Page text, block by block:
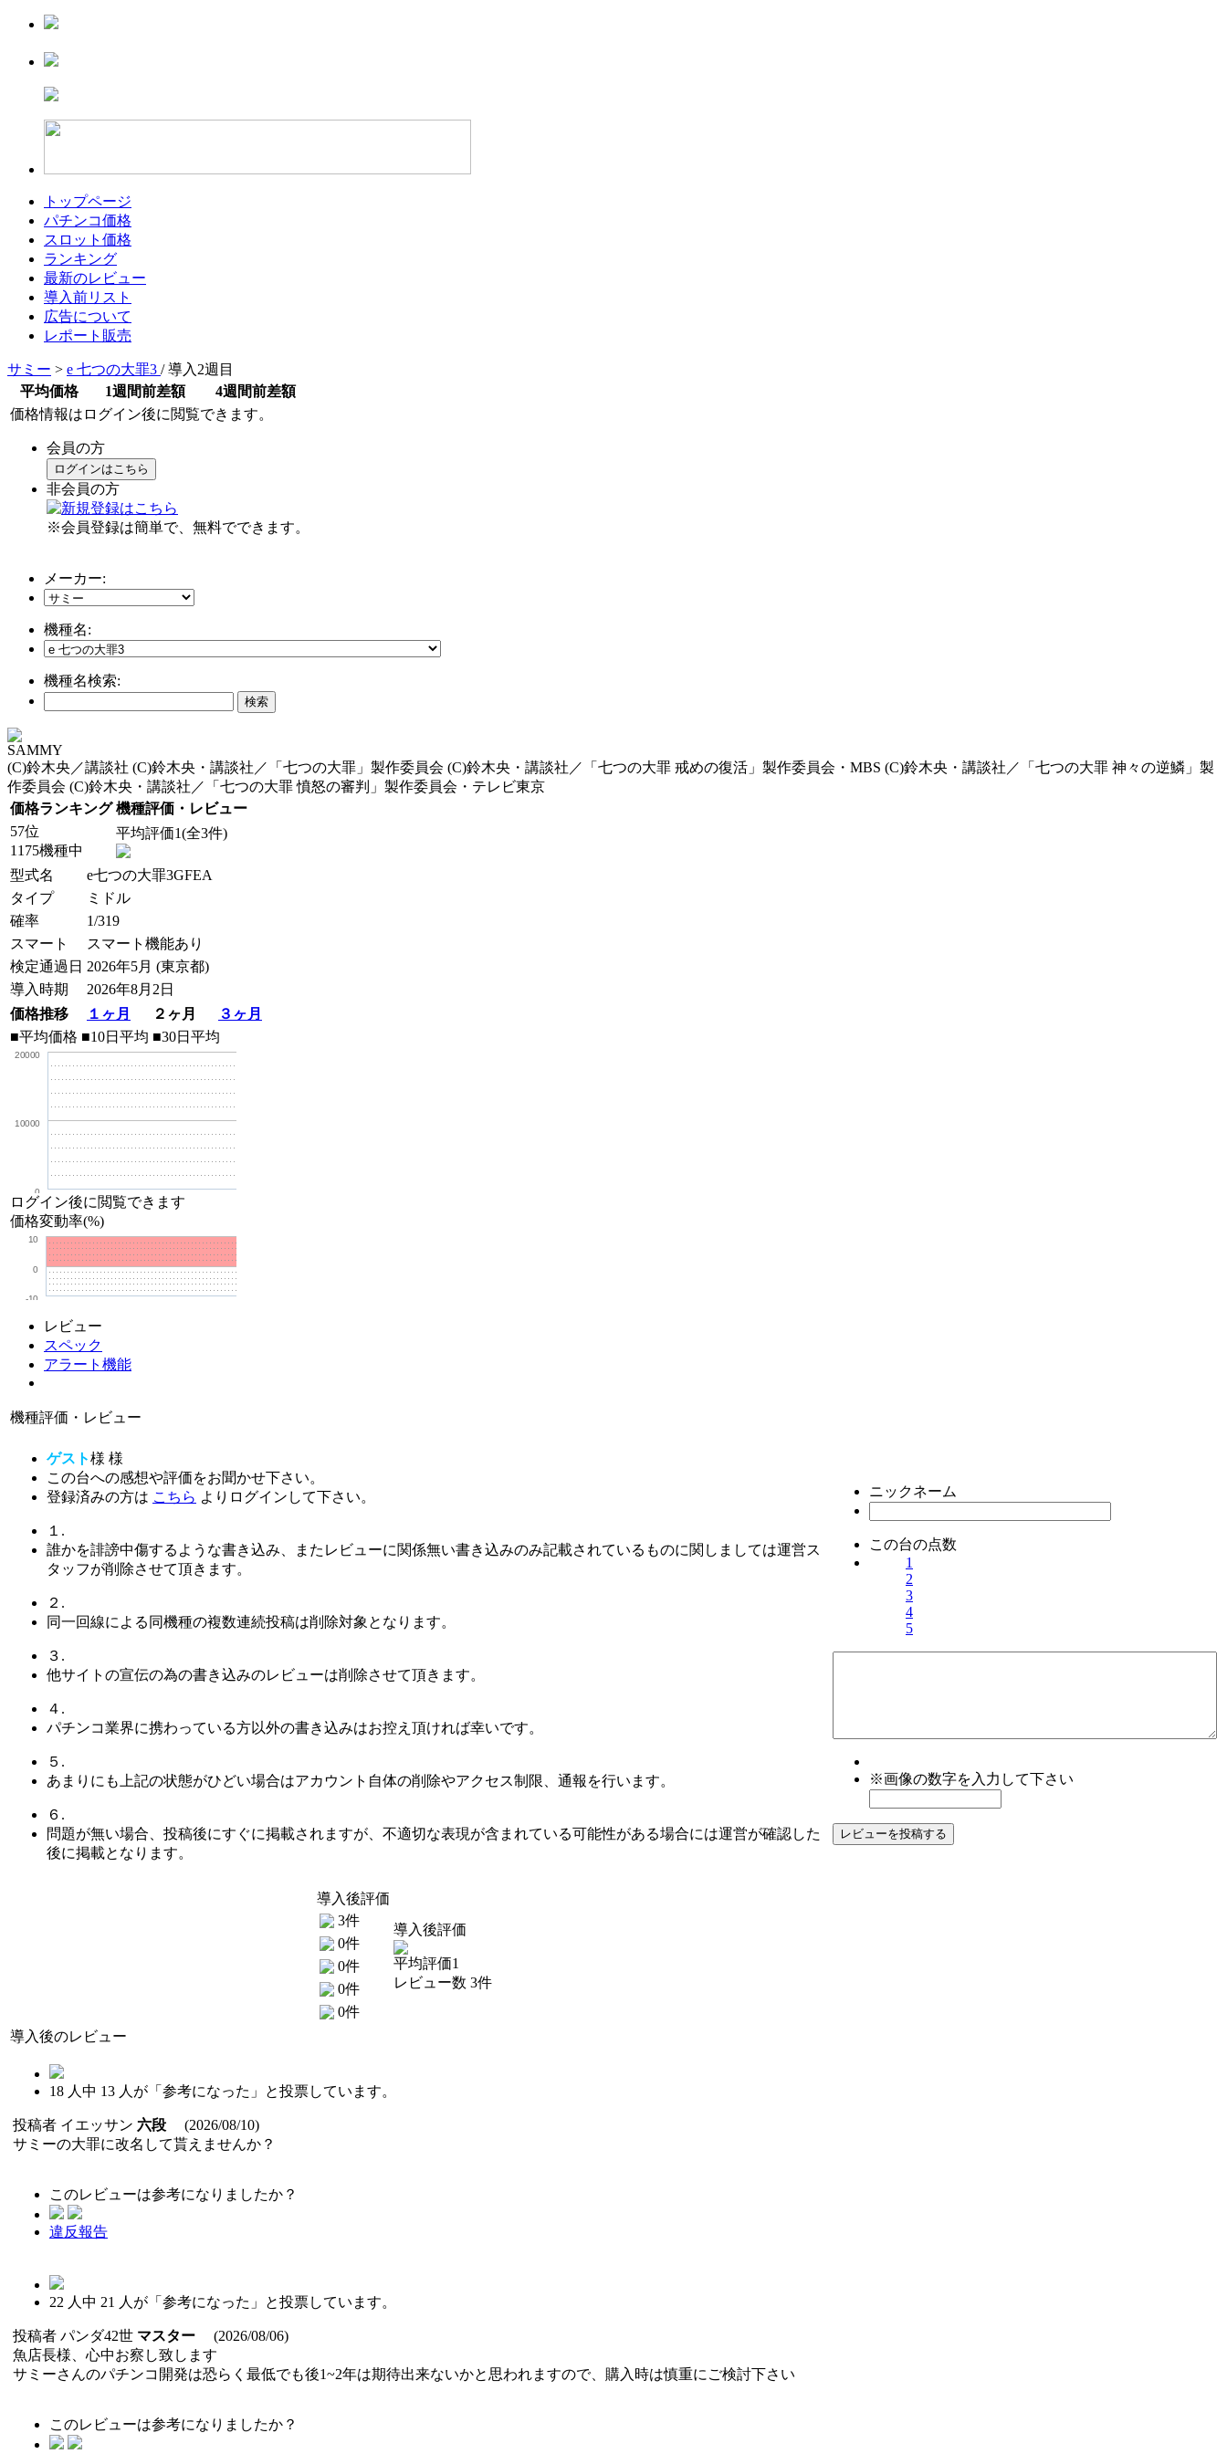
トップページ
パチンコ価格
スロット価格
ランキング
最新のレビュー
導入前リスト
広告について
レポート販売
サミー > e 七つの大罪3 / 導入2週目
平均価格
1週間前差額
4週間前差額
価格情報はログイン後に閲覧できます。
会員の方
ログインはこちら
非会員の方
※会員登録は簡単で、無料でできます。
メーカー:
機種名:
機種名検索:
SAMMY
(C)鈴木央／講談社 (C)鈴木央・講談社／「七つの大罪」製作委員会 (C)鈴木央・講談社／「七つの大罪 戒めの復活」製作委員会・MBS (C)鈴木央・講談社／「七つの大罪 神々の逆鱗」製
作委員会 (C)鈴木央・講談社／「七つの大罪 憤怒の審判」製作委員会・テレビ東京
価格ランキング 機種評価・レビュー
57位
1175機種中
平均評価1(全3件)
型式名
e七つの大罪3GFEA
タイプ
ミドル
確率
1/319
スマート
スマート機能あり
検定通過日 2026年5月 (東京都)
導入時期
2026年8月2日
価格推移
１ヶ月 ２ヶ月
３ヶ月
■平均価格 ■10日平均 ■30日平均
0
10000
20000
ログイン後に閲覧できます
価格変動率(%)
-10
0
10
レビュー
スペック
アラート機能
機種評価・レビュー
ゲスト様 様
この台への感想や評価をお聞かせ下さい。
登録済みの方は こちら よりログインして下さい。
１.
誰かを誹謗中傷するような書き込み、またレビューに関係無い書き込みのみ記載されているものに関しましては運営ス
タッフが削除させて頂きます。
２.
同一回線による同機種の複数連続投稿は削除対象となります。
３.
他サイトの宣伝の為の書き込みのレビューは削除させて頂きます。
４.
パチンコ業界に携わっている方以外の書き込みはお控え頂ければ幸いです。
５.
あまりにも上記の状態がひどい場合はアカウント自体の削除やアクセス制限、通報を行います。
６.
問題が無い場合、投稿後にすぐに掲載されますが、不適切な表現が含まれている可能性がある場合には運営が確認した
後に掲載となります。
ニックネーム
この台の点数
1
2
3
4
5
※画像の数字を入力して下さい
導入後評価
3件
0件
0件
0件
0件
導入後評価
平均評価1
レビュー数 3件
導入後のレビュー
18 人中 13 人が「参考になった」と投票しています。
投稿者 イエッサン 六段 (2026/08/10)
サミーの大罪に改名して貰えませんか？
このレビューは参考になりましたか？
違反報告
22 人中 21 人が「参考になった」と投票しています。
投稿者 パンダ42世 マスター (2026/08/06)
魚店長様、心中お察し致します
サミーさんのパチンコ開発は恐らく最低でも後1~2年は期待出来ないかと思われますので、購入時は慎重にご検討下さい
このレビューは参考になりましたか？